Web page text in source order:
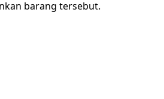
barang tersebut.